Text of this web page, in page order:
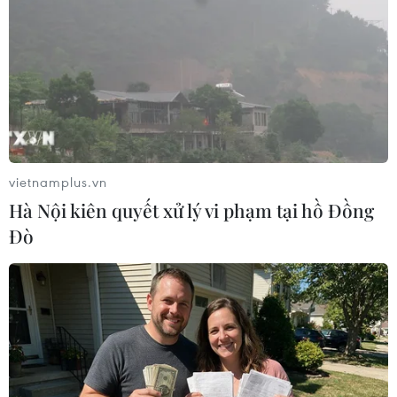
nghiệp đầu tư vào chăn nuôi theo chuỗi khép
Tiến sĩ Võ Trọng Thành, đại diện Cục Chăn nuôi
cho rằng phát triển chăn nuôi theo mô hình
kinh tế tuần hoàn là việc triển khai các loại
hình, phương thức, công nghệ chăn nuôi gắn
với giảm tiêu hao nguyên liệu đầu vào, hạn chế
phát thải đầu ra, xử lý tối ưu chất thải chăn nuôi
làm đầu vào cho trồng trọt, chăn nuôi thủy sản
và lâm nghiệp.
Chất thải chăn nuôi, phụ phẩm nông nghiệp là
nguồn tài nguyên quý cần khai thác hiệu quả.
Việc xử lý và tái sử dụng chất thải chăn nuôi,
phụ phẩm nông nghiệp là trách nhiệm chung
của toàn xã hội, góp phần bảo vệ, tái sinh môi
vietnamplus.vn
Hà Nội kiên quyết xử lý vi phạm tại hồ Đồng
Đò